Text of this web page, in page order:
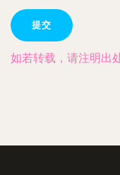
如若转载，请注明出